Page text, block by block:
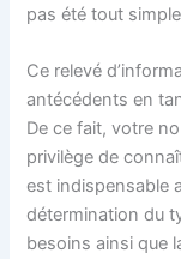
pas été tout
Ce relevé
antécédents en
De ce fait, votre
privilège de
est indispensable
détermination du
besoins ainsi que